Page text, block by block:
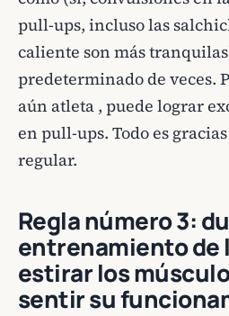
pull-ups, incluso las
caliente son más
predeterminado de veces.
aún atleta , puede lograr
en pull-ups. Todo es
regular.
Regla número 3:
entrenamiento de
estirar los
sentir su